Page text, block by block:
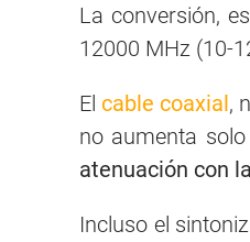
La conversión,
12000 MHz (10-
El cable coaxial,
no aumenta
atenuación con
Incluso el